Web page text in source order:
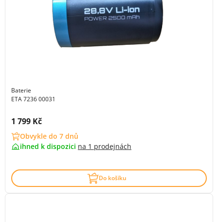
Baterie
ETA 7236 00031
Cena s DPH:
1 799 Kč
Obvykle do 7 dnů
ihned k dispozici na 1 prodejnách
Do košíku